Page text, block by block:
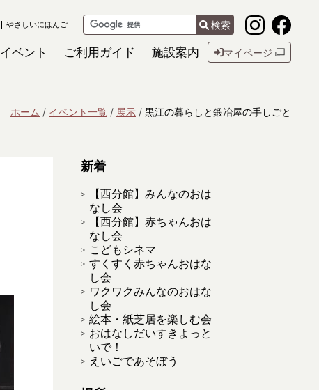
やさしいにほんご 検索
イベント ご利用ガイド 施設案内 マイページ
ホーム イベント一覧 展示 黒江の暮らしと鍛冶屋の手しごと
新着
【西分館】みんなのおは
なし会
【西分館】赤ちゃんおは
なし会
こどもシネマ
すくすく赤ちゃんおはな
し会
ワクワクみんなのおはな
し会
絵本・紙芝居を楽しむ会
おはなしだいすきよっと
いで！
えいごであそぼう